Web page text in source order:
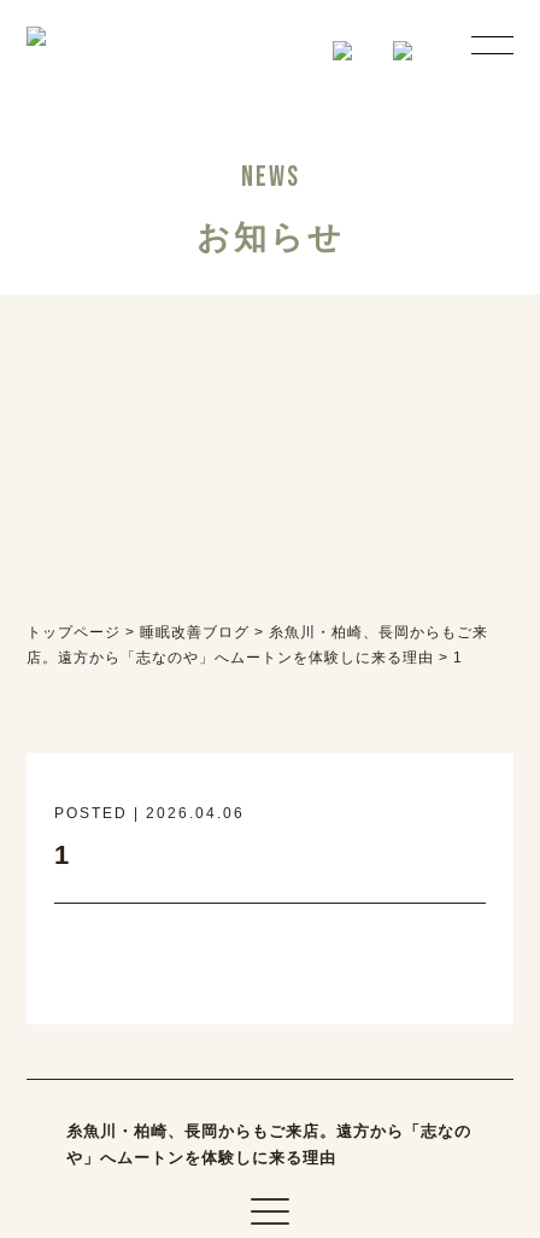
NEWS
お知らせ
トップページ > 睡眠改善ブログ > 糸魚川・柏崎、長岡からもご来
店。遠方から「志なのや」へムートンを体験しに来る理由 > 1
POSTED | 2026.04.06
1
糸魚川・柏崎、長岡からもご来店。遠方から「志なの
や」へムートンを体験しに来る理由